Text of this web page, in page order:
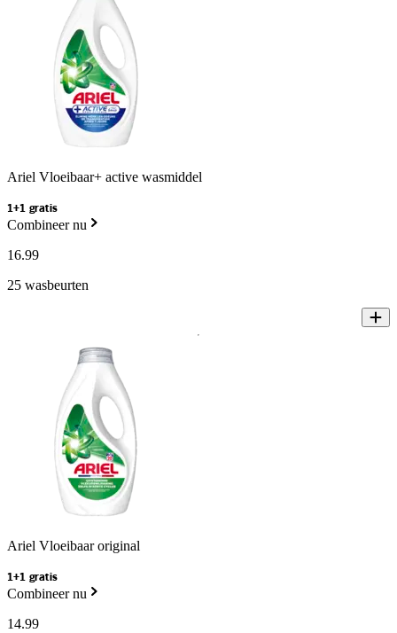
Ariel Vloeibaar+ active wasmiddel
1+1 gratis
Combineer nu
16.99
25 wasbeurten
Ariel Vloeibaar original
1+1 gratis
Combineer nu
14.99